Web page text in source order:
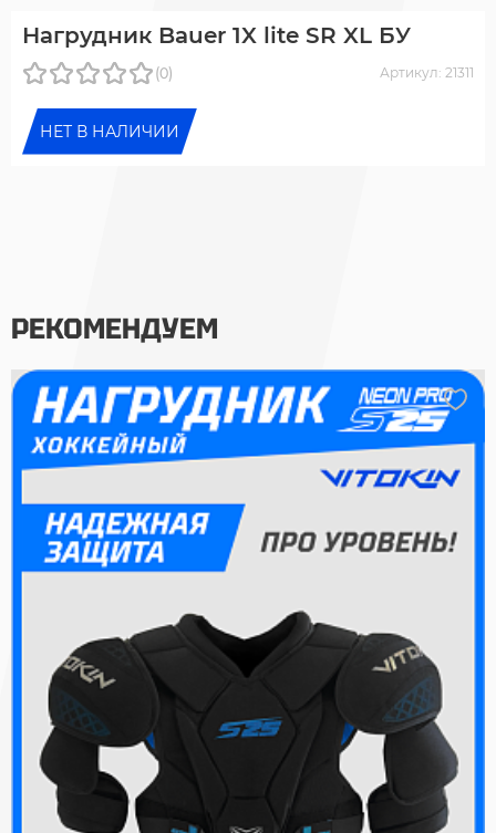
Нагрудник Bauer 1X lite SR XL БУ
(0) Артикул: 21311
НЕТ В НАЛИЧИИ
РЕКОМЕНДУЕМ